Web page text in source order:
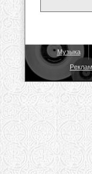
Музыка